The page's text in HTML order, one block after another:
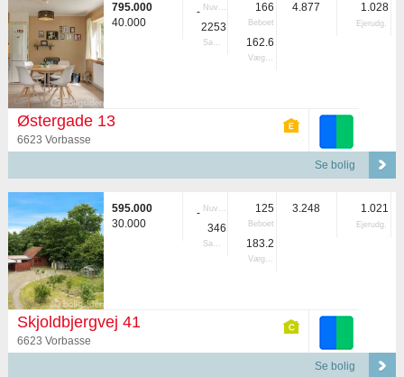
795.000
40.000
- Nuvær.
2253
Samlet
166
Beboet
162.6
Vægtet
4.877 1.028
Ejerudg.
Østergade 13
6623 Vorbasse
Se bolig
595.000
30.000
- Nuvær.
346
Samlet
125
Beboet
183.2
Vægtet
3.248 1.021
Ejerudg.
Skjoldbjergvej 41
6623 Vorbasse
Se bolig